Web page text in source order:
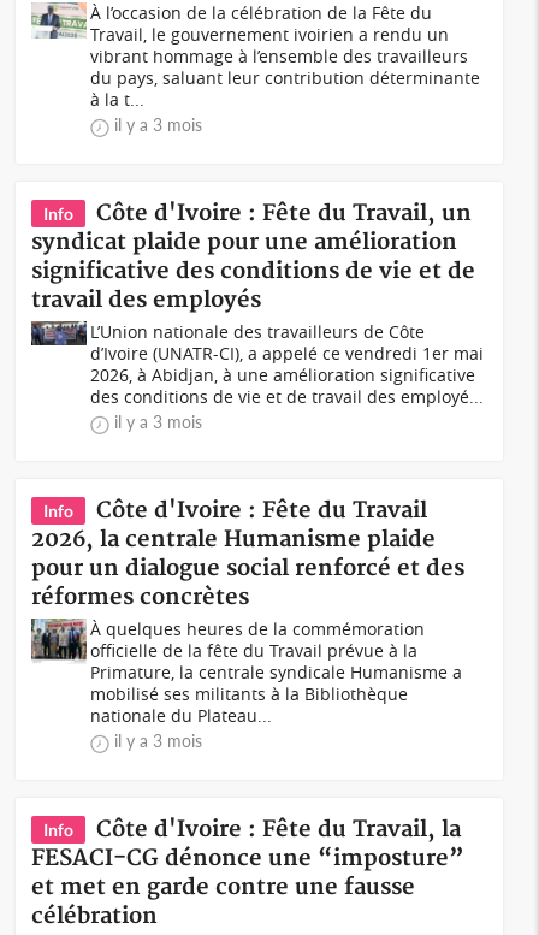
À l’occasion de la célébration de la Fête du
Travail, le gouvernement ivoirien a rendu un
vibrant hommage à l’ensemble des travailleurs
du pays, saluant leur contribution déterminante
à la t...
il y a 3 mois
Info
Côte d'Ivoire : Fête du Travail, un
syndicat plaide pour une amélioration
significative des conditions de vie et de
travail des employés
L’Union nationale des travailleurs de Côte
d’Ivoire (UNATR-CI), a appelé ce vendredi 1er mai
2026, à Abidjan, à une amélioration significative
des conditions de vie et de travail des employé...
il y a 3 mois
Info
Côte d'Ivoire : Fête du Travail
2026, la centrale Humanisme plaide
pour un dialogue social renforcé et des
réformes concrètes
À quelques heures de la commémoration
officielle de la fête du Travail prévue à la
Primature, la centrale syndicale Humanisme a
mobilisé ses militants à la Bibliothèque
nationale du Plateau...
il y a 3 mois
Info
Côte d'Ivoire : Fête du Travail, la
FESACI-CG dénonce une “imposture”
et met en garde contre une fausse
célébration